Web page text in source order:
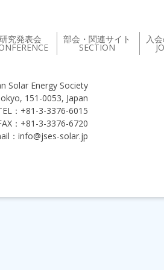
研究発表会 部会・関連サイト
SECTION
入
Solar Energy Society
151-0053, Japan
：+81-3-3376-6015
：+81-3-3376-6720
：info@jses-solar.jp